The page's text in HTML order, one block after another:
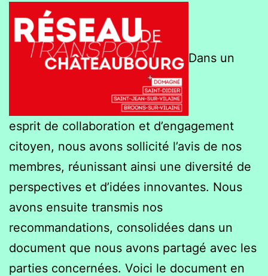
Dans un
esprit de collaboration et d’engagement
citoyen, nous avons sollicité l’avis de nos
membres, réunissant ainsi une diversité de
perspectives et d’idées innovantes. Nous
avons ensuite transmis nos
recommandations, consolidées dans un
document que nous avons partagé avec les
parties concernées. Voici le document en